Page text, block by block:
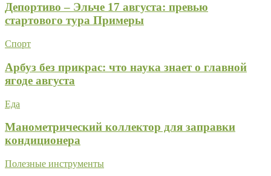
Депортиво – Эльче 17 августа: превью
стартового тура Примеры
Спорт
Арбуз без прикрас: что наука знает о главной
ягоде августа
Еда
Манометрический коллектор для заправки
кондиционера
Полезные инструменты